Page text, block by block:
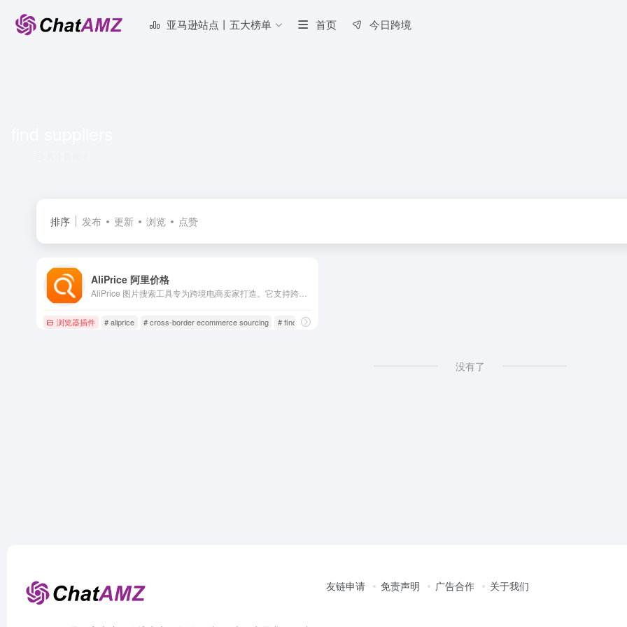
亚马逊站点丨五大榜单 首页 今日跨境
排序 发布 更新 浏览 点赞
AliPrice 阿里价格
浏览器插件 # aliprice # cross-border ecommerce sourcing # find suppliers
没有了
友链申请 免责声明 广告合作 关于我们